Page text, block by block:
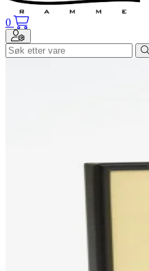
0
Toggle navigation